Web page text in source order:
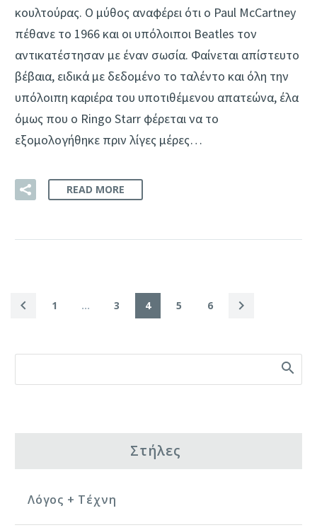
κουλτούρας. Ο μύθος αναφέρει ότι ο Paul McCartney
πέθανε το 1966 και οι υπόλοιποι Beatles τον
αντικατέστησαν με έναν σωσία. Φαίνεται απίστευτο
βέβαια, ειδικά με δεδομένο το ταλέντο και όλη την
υπόλοιπη καριέρα του υποτιθέμενου απατεώνα, έλα
όμως που ο Ringo Starr φέρεται να το
εξομολογήθηκε πριν λίγες μέρες…
READ MORE
1 … 3 4 5 6
Στήλες
Λόγος + Τέχνη